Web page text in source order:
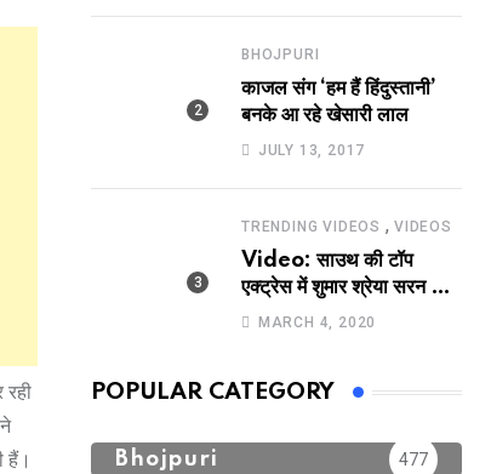
हैं।
भूमिका
BHOJPURI
काजल संग ‘हम हैं हिंदुस्तानी’
बनके आ रहे खेसारी लाल
JULY 13, 2017
TRENDING VIDEOS , VIDEOS
Video: साउथ की टॉप
एक्ट्रेस में शुमार श्रेया सरन का
सेक्सी लिपलॉक
MARCH 4, 2020
POPULAR CATEGORY
Bhojpuri 477